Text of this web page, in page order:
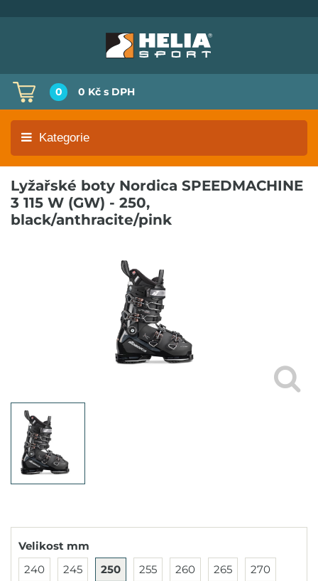
0 0 Kč s DPH
Kategorie
Lyžařské boty Nordica SPEEDMACHINE
3 115 W (GW) - 250,
black/anthracite/pink
Velikost mm
240
245 250 255 260 265 270